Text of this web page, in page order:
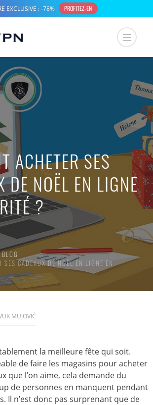
ACHETER SES
DE NOËL EN LIGNE
?
SES CADEAUX DE NOËL EN LIGNE EN
MUJOVIĆ
la meilleure fête qui soit.
de faire les magasins pour acheter
que l’on aime, cela demande du
de personnes en manquent pendant
Il n’est donc pas surprenant que de